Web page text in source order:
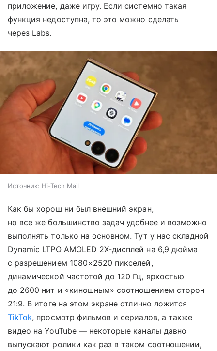
приложение, даже игру. Если системно такая
функция недоступна, то это можно сделать
через Labs.
Источник: Hi-Tech Mail
Как бы хорош ни был внешний экран,
но все же большинство задач удобнее и возможно
выполнять только на основном. Тут у нас складной
Dynamic LTPO AMOLED 2X-дисплей на 6,9 дюйма
с разрешением 1080×2520 пикселей,
динамической частотой до 120 Гц, яркостью
до 2600 нит и «киношным» соотношением сторон
21:9. В итоге на этом экране отлично ложится
TikTok, просмотр фильмов и сериалов, а также
видео на YouTube — некоторые каналы давно
выпускают ролики как раз в таком соотношении,